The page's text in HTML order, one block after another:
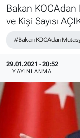
Bakan
ve Kişi Sayısı
#Bakan KOCAdan
29.01.2021 - 20:52
YAYINLANMA
UZMAN
EKONOMİ
Tüm
Son Dakika
Haber Arşivi